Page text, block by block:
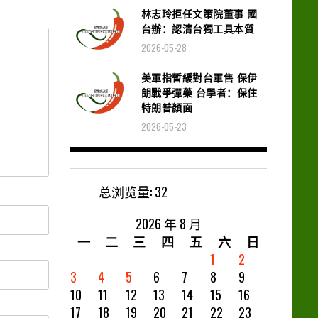
林志玲拒任文策院董事 國
台辦：認清台獨工具本質
2026-05-28
美軍指暫緩對台軍售 保伊
朗戰爭彈藥 台學者：保住
特朗普顏面
2026-05-23
总浏览量:32
2026 年 8 月
一
二 三 四 五 六
日
1
2
3
4 5 6 7 8
9
10
11 12 13 14 15
16
17
18 19 20 21 22
23